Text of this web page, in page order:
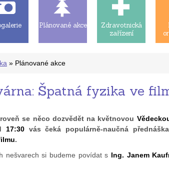
Plánované akce
Zdravotnická
zařízení
» Plánované akce
Špatná fyzika ve
se něco dozvědět na květnovou
17:30 vás čeká populárně-naučná
.
nešvarech si budeme povídat s Ing. Janem